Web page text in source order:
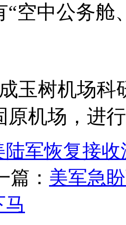
“空中公务舱
玉树机场科
原机场，进
陆军恢复接
篇： 美军急